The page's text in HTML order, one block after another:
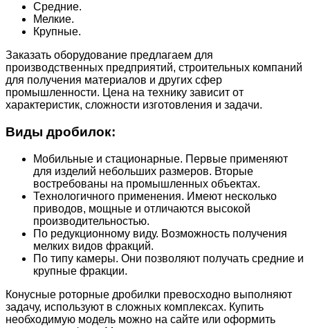
Средние.
Мелкие.
Крупные.
Заказать оборудование предлагаем для
производственных предприятий, строительных компаний
для получения материалов и других сфер
промышленности. Цена на технику зависит от
характеристик, сложности изготовления и задачи.
Виды дробилок:
Мобильные и стационарные. Первые применяют
для изделий небольших размеров. Вторые
востребованы на промышленных объектах.
Технологичного применения. Имеют несколько
приводов, мощные и отличаются высокой
производительностью.
По редукционному виду. Возможность получения
мелких видов фракций.
По типу камеры. Они позволяют получать средние и
крупные фракции.
Конусные роторные дробилки превосходно выполняют
задачу, используют в сложных комплексах. Купить
необходимую модель можно на сайте или оформить